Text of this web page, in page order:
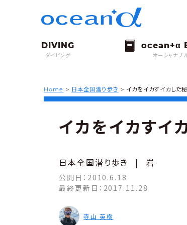
ダイビング オーシャナブ
Home > 日本全国潜り歩き > イカをイカすイカした
イカをイカすイ
日本全国潜り歩き | 岩
公開日： 2010.6.18
最終更新日： 2017.11.28
寺山 英樹